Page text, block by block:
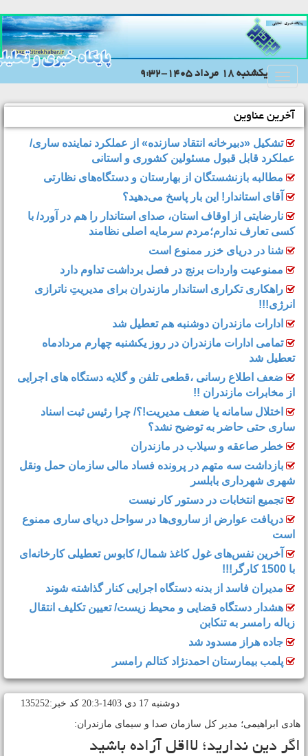
Toggleيکشنبه 18 مرداد 1405-9:32
آخرین عناوین
تشکیل «دبیرخانه انتقاد سازنده» از عملکرد نماینده ساری/
عملکرد قابل قبول مسئولین کشوری و استانی
مطالبه بازنشستگان از بهارستان و دستگاه‌های نظارتی
آقای استاندار! این بار پاسخ می‌دهید؟
نارضایتی از اوقاف استان، صدای استاندار را هم در آورد/ با
کسی تعارف ندارم؛مردم سرمایه اصلی نظامند
شنا در دریای خزر ممنوع است
ممنوعیت واردات برنج در فصل برداشت تداوم دارد
راهکاری تکراری استاندار مازندران برای مدیریتِ ناترازی
انرژی!!!
ادارات مازندران دوشنبه هم تعطیل شد
تمامی ادارات مازندران در روز یکشنبه چهارم مردادماه
تعطیل شد
ضعف اطلاع رسانی ،قطعی تلفن و گلایه دستگاه های اجرایی
از مخابرات مازندران !!
اختلال سامانه یا ضعف مدیریت!؟/ چرا رئیس ثبت اسناد
ساری حتی حاضر به توضیح نشد؟
خطر صاعقه و سیلاب در مازندران
بازداشت سه متهم در پرونده فساد مالی سازمان حمل‌ ونقل
شهری شهرداری بابلسر
تجمیع انتخابات در دستور کار نیست
دریافت عوارض از ساروی‌ها در سواحل دریای ساری ممنوع
است
آخرین نفس‌های غول کاغذ شمال‌/ ‌کابوس تعطیلی کارخانه‌ای
مدیران فاسد از بدنه دستگاه اجرایی کنار گذاشته شوند
هشدار دستگاه قضایی و محیط زیست/ تعیین تکلیف انتقال
زباله رامسر به تنکابن
جاده هراز مسدود شد
پلمب بیمارستان احمدنژاد کتالم رامسر
دوشنبه 17 دی 1403-20:3 کد خبر:135252
ابراهیمی؛ مدیر کل سازمان صدا و سیمای مازندران:
دین ندارید؛ لااقل آزاده باشید